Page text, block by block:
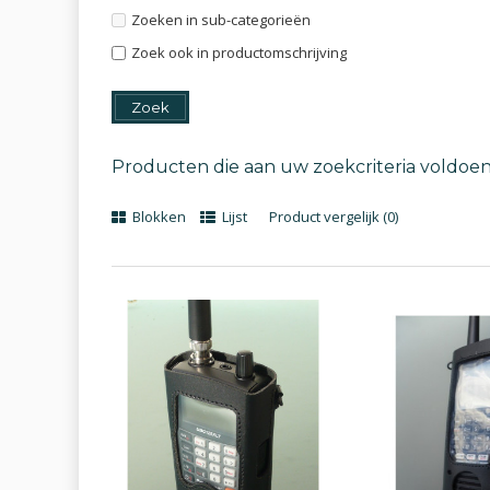
Zoeken in sub-categorieën
Zoek ook in productomschrijving
Producten die aan uw zoekcriteria
Blokken Lijst Product vergelijk (0)